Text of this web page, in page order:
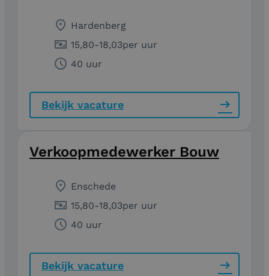
Hardenberg
15,80-18,03per uur
40 uur
Bekijk vacature
Verkoopmedewerker Bouw
Enschede
15,80-18,03per uur
40 uur
Bekijk vacature